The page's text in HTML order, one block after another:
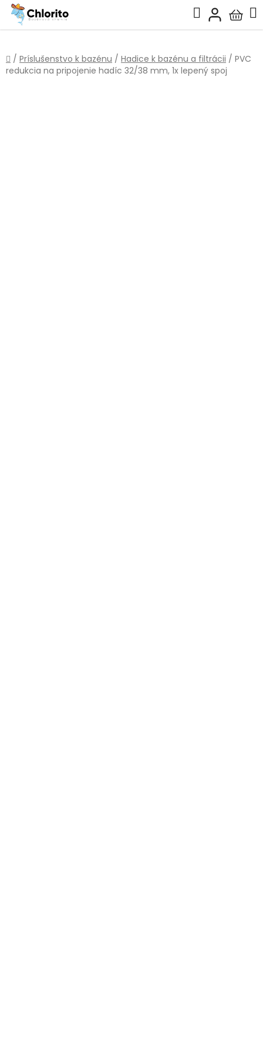
Prejsť
obsah
Hľadať
košík
Domov
/ Príslušenstvo k bazénu / Hadice k bazénu a filtrácii / PVC
redukcia na pripojenie hadíc 32/38 mm, 1x lepený spoj